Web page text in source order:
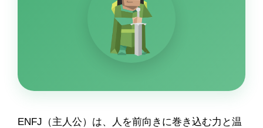
ENFJ（主人公）は、人を前向きに巻き込む力と温